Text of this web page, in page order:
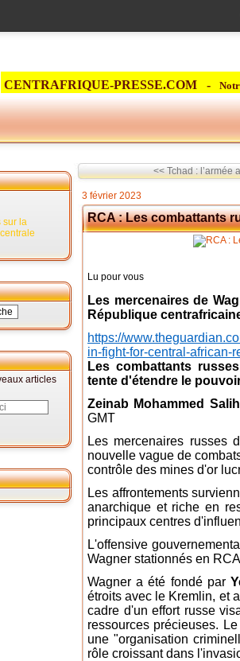
CENTRAFRIQUE-PRESSE.COM -
sur la
articles
<< Tchad : l’armée
3 février 2023
RCA : Les combattants
Lu pour vous
Les mercenaires de
République
https://
in-fight-for-central-african-
Les combattants
tente d'étendre le
Zeinab Mohammed Salih
GMT
Les mercenaires russes
nouvelle vague de
contrôle des mines d'or
Les affrontements
anarchique et riche en
principaux centres
L'offensive
Wagner stationnés en
Wagner a été fondé par
étroits avec le Kremlin, et
cadre d'un effort russe
ressources précieuses.
une "organisation
rôle croissant dans